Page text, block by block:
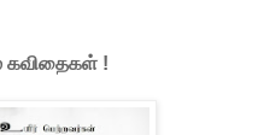
கவிதைகள் !